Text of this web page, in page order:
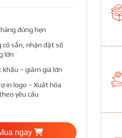
đúng hẹn
có sẵn, nhận đặt số
lớn
khấu – giảm giá lớn
in logo – Xuất hóa
yêu cầu
ngay